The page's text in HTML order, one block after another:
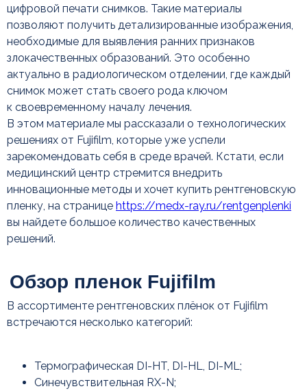
цифровой печати снимков. Такие материалы
позволяют получить детализированные изображения,
необходимые для выявления ранних признаков
злокачественных образований. Это особенно
актуально в радиологическом отделении, где каждый
снимок может стать своего рода ключом
к своевременному началу лечения.
В этом материале мы рассказали о технологических
решениях от Fujifilm, которые уже успели
зарекомендовать себя в среде врачей. Кстати, если
медицинский центр стремится внедрить
инновационные методы и хочет купить рентгеновскую
пленку, на странице https://medx-ray.ru/rentgenplenki
вы найдете большое количество качественных
решений.
В ассортименте рентгеновских плёнок от Fujifilm
встречаются несколько категорий:
Термографическая DI-HT, DI-HL, DI-ML;
Синечувствительная RX-N;
Преимущества
использования
термографической пленки